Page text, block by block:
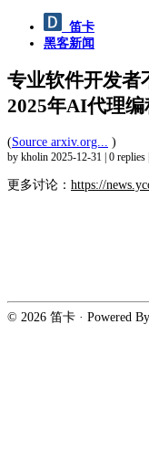
笛卡
黑客新闻
专业软件开发者
2025年AI代理编
(Source arxiv.org... )
by kholin 2025-12-31 0 replies
更多讨论： https://
© 2026 笛卡 · Powered By